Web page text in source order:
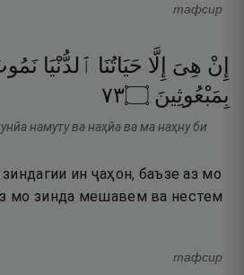
тафсир
إِنْ هِىَ إِلَّا حَيَاتُنَا ٱلدُّنْيَا
بِمَبْعُوثِينَ ۝٣٧
намуту ва наҳйа ва ма наҳну би
ин ҷаҳон, баъзе аз мо
мо зинда мешавем ва нестем
тафсир